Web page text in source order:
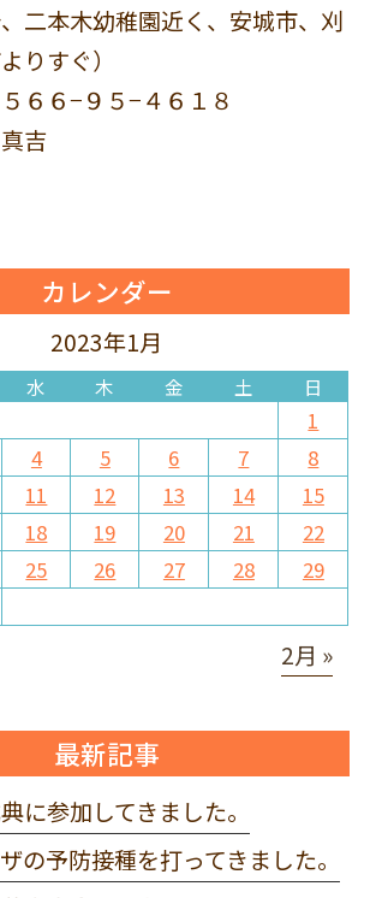
二本木幼稚園近く、安城市、刈
りすぐ）
６６−９５−４６１８
吉
カレンダー
2023年1月
水 木 金 土 日
1
4 5 6 7
8
11 12 13 14
15
18 19 20 21
22
25 26 27 28
29
2月 »
最新記事
に参加してきました。
の予防接種を打ってきました。